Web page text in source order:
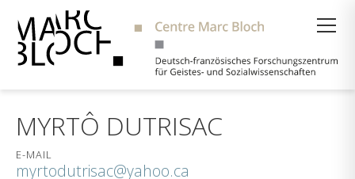
MYRTÔ DUTRISAC
E-MAIL
myrtodutrisac@yahoo.ca